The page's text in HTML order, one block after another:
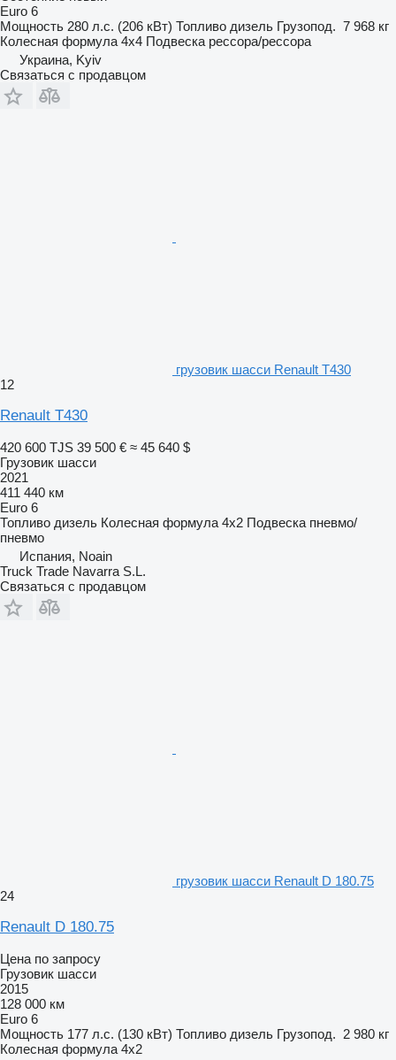
Euro 6
Мощность 280 л.с. (206 кВт) Топливо дизель Грузопод. 7 968 кг
Колесная формула 4x4 Подвеска рессора/рессора
Украина, Kyiv
Связаться с продавцом
грузовик шасси Renault T430
12
Renault T430
420 600 TJS 39 500 € ≈ 45 640 $
Грузовик шасси
2021
411 440 км
Euro 6
Топливо дизель Колесная формула 4x2 Подвеска пневмо/
пневмо
Испания, Noain
Truck Trade Navarra S.L.
Связаться с продавцом
грузовик шасси Renault D 180.75
24
Renault D 180.75
Цена по запросу
Грузовик шасси
2015
128 000 км
Euro 6
Мощность 177 л.с. (130 кВт) Топливо дизель Грузопод. 2 980 кг
Колесная формула 4x2